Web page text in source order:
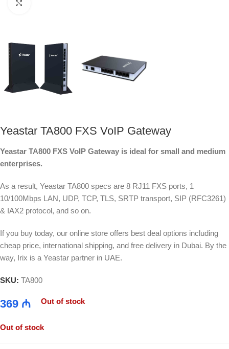
Yeastar TA800 FXS VoIP Gateway
Yeastar TA800 FXS VoIP Gateway is ideal for small and medium
enterprises.
As a result, Yeastar TA800 specs are 8 RJ11 FXS ports, 1
10/100Mbps LAN, UDP, TCP, TLS, SRTP transport, SIP (RFC3261)
& IAX2 protocol, and so on.
If you buy today, our online store offers best deal options including
cheap price, international shipping, and free delivery in Dubai. By the
way, Irix is a Yeastar partner in UAE.
SKU: TA800
369 ₼ Out of stock
Out of stock